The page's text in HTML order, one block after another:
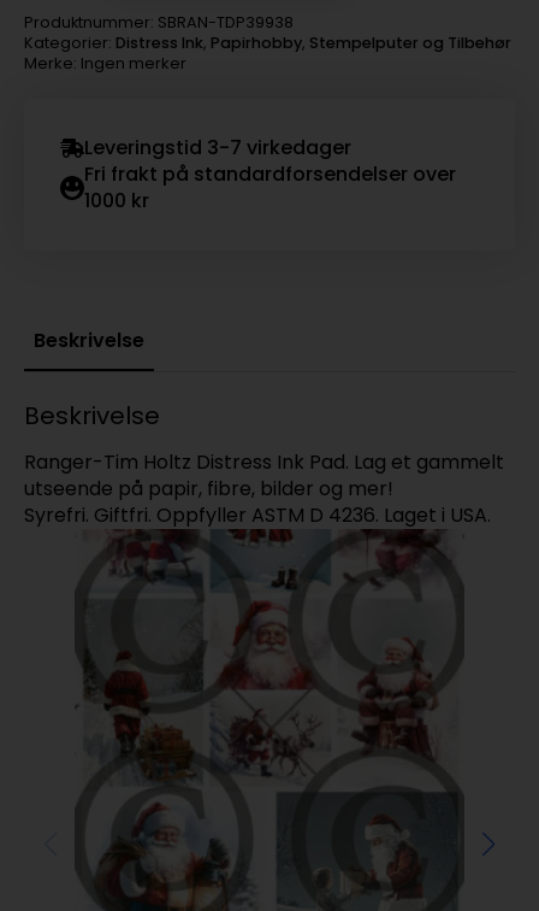
concord
antall
Produktnummer: SBRAN-TDP39938
Kategorier: Distress Ink, Papirhobby, Stempelputer og Tilbehør
Merke: Ingen merker
Leveringstid 3-7 virkedager
Fri frakt på standardforsendelser over
1000 kr
Beskrivelse
Beskrivelse
Ranger-Tim Holtz Distress Ink Pad. Lag et gammelt
utseende på papir, fibre, bilder og mer!
Syrefri. Giftfri. Oppfyller ASTM D 4236. Laget i USA.